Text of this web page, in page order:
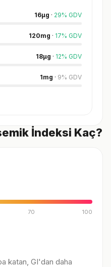
16µg · 29% GDV
120mg · 17% GDV
18µg · 12% GDV
1mg · 9% GDV
İndeksi Kaç?
70 100
katan, GI'dan daha